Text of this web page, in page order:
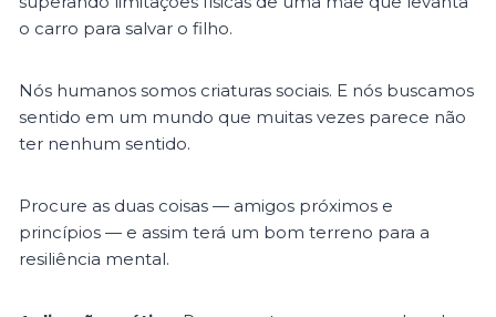
o carro para salvar o filho.
Nós humanos somos criaturas sociais. E nós buscamos
sentido em um mundo que muitas vezes parece não
ter nenhum sentido.
Procure as duas coisas — amigos próximos e
princípios — e assim terá um bom terreno para a
resiliência mental.